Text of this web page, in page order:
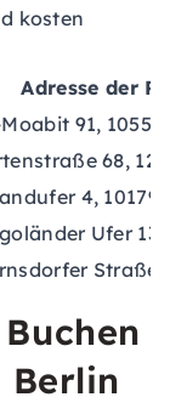
kosten
Adresse der
91, 10559
68,
4, 10179
Ufer 13
Straße
Berlin